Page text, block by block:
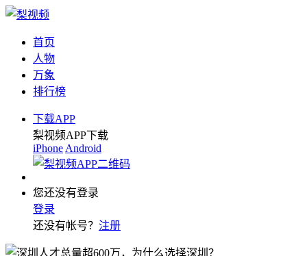
首页
人物
万象
排行榜
下载APP
梨视频APP下载
iPhone Android
您还没有登录
登录
还没有帐号？ 注册